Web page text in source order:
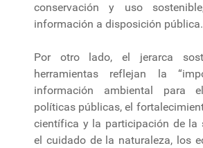
conservación y uso
información a disposición pública.
Por otro lado, el jerarca
herramientas reflejan la
información ambiental para
políticas públicas, el
científica y la participación de la
el cuidado de la naturaleza, los